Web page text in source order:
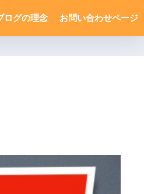
ログの理念 お問い合わせページ